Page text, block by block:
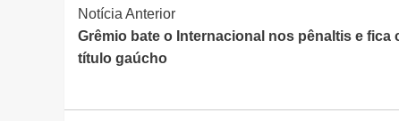
Continue
Lendo
Notícia Anterior
Grêmio bate o Internacional nos pênaltis e fica
título gaúcho